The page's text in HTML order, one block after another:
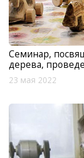
Семинар,
дерева,
23 мая 2022